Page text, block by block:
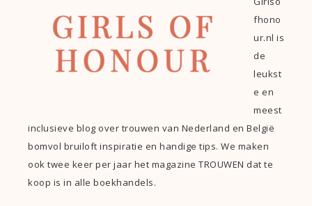
fhono
ur.nl is
de
leukst
e en
meest
inclusieve blog over trouwen van Nederland en België
bomvol bruiloft inspiratie en handige tips. We maken
ook twee keer per jaar het magazine TROUWEN dat te
koop is in alle boekhandels.